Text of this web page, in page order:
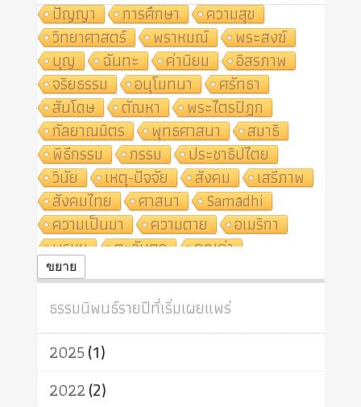
ปัญญา
การศึกษา
ความสุข
วิทยาศาสตร์
พราหมณ์
พระสงฆ์
บุญ
ฉันทะ ค่านิยม
อิสรภาพ
จริยธรรม
อนุโมทนา
ศรัทธา
สันโดษ
ตัณหา
พระไตรปิฎก
กัลยาณมิตร
พุทธศาสนา
สมาธิ
พิธีกรรม
กรรม
ประชาธิปไตย
วินัย
เหตุ-ปัจจัย สังคม
เสรีภาพ
สังคมไทย
ศาสนา
Samādhi
ความเป็นมา
ความตาย
อเมริกา
พรหม
ตะวันตก
คุณค่า
ปฏิจจสมุปบาท
ศาสนาประจำชาติ
อินเดีย
ผู้บริโภค
ธรรมาธิปไตย
จักร
การแยกรัฐกับศาสนา
ธรรมชาติ
เทคโนโลยี
สิทธิ
พุทธบริษัท
ขยาย
ธรรมนิพนธ์รายปีที่เริ่มเผยแพร่
2025(1)
2022(2)